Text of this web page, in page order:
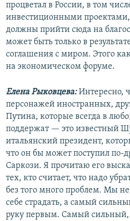
процветал в России, в том
инвестиционными
должны прийти сюда на
может быть только в
соглашения с миром. Этого
на экономическом форуме.
Елена Рыковцева:Интересно,
персонажей иностранных,
Путина, которые всегда в
поддержат — это известный
итальянский президент,
что он бы может поступил по-
Саркози. Я прочитаю его
тех, кто считает, что надо
без того много проблем. Мы
себе страдать, а самый
руку первым. Самый сильный,